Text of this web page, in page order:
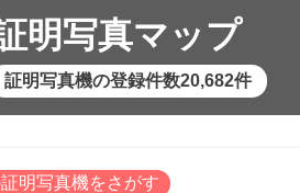
明写真マップ
証明写真機の登録件数20,682件
明写真機をさがす